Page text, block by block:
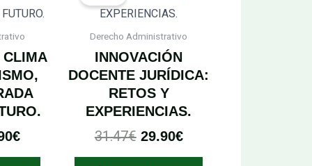
CLIMA
€
actual
es:
46.90€.
Derecho Administrativo
INNOVACIÓN
DOCENTE JURÍDICA:
RETOS Y
EXPERIENCIAS.
31.47€
original
era:
31.47€.
29.90€
es:
29.90€.